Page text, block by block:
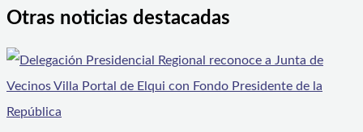
Otras noticias destacadas